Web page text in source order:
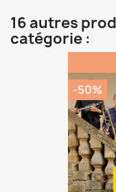
16 autres
catégorie :
-50%